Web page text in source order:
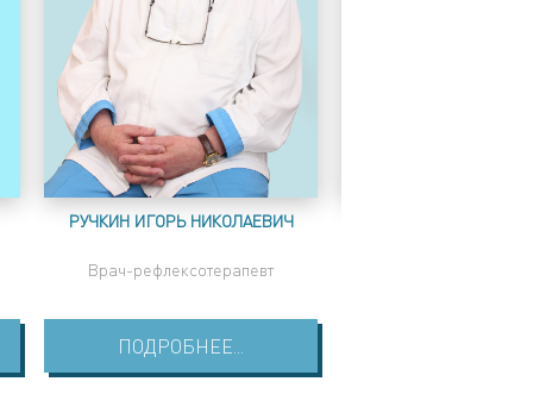
РУЧКИН ИГОРЬ НИКОЛАЕВИЧ
Врач-рефлексотерапевт
ПОДРОБНЕЕ...